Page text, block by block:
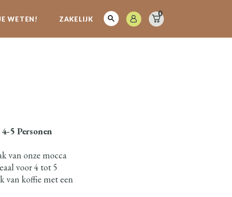
WETEN! ZAKELIJK
0
5 Personen
van onze mocca
voor 4 tot 5
van koffie met een